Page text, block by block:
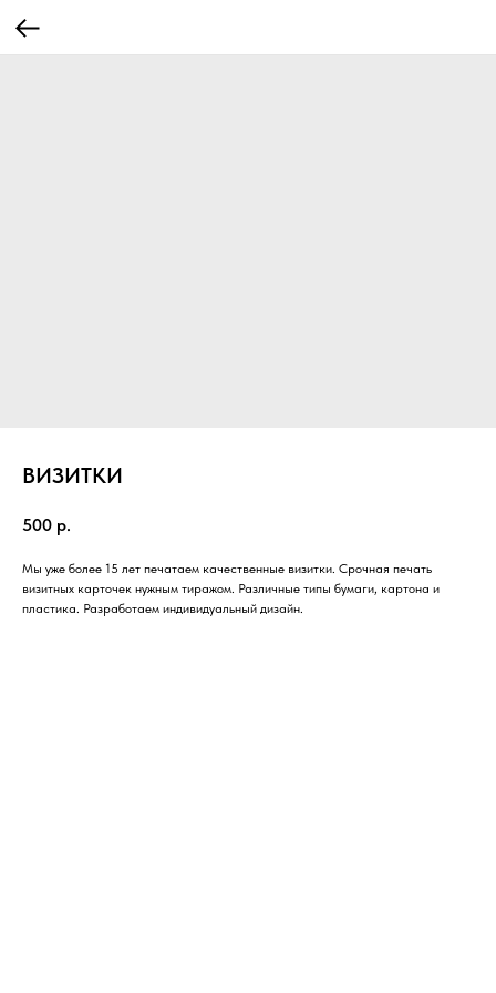
ВИЗИТКИ
500 р.
Мы уже более 15 лет печатаем качественные визитки. Срочная печать
визитных карточек нужным тиражом. Различные типы бумаги, картона и
пластика. Разработаем индивидуальный дизайн.